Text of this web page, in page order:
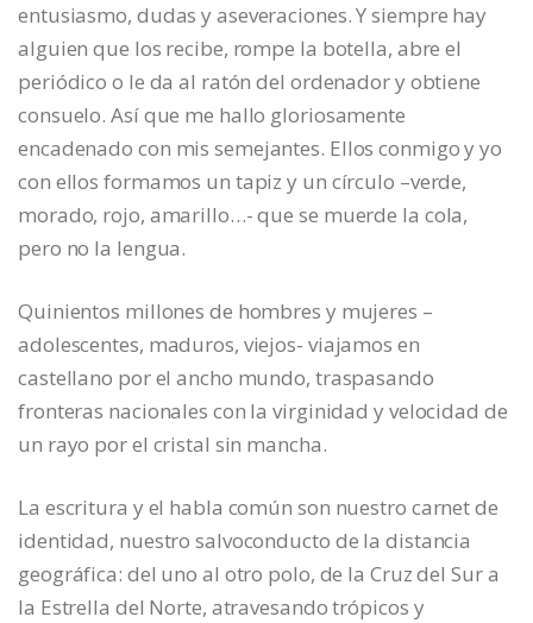
entusiasmo, dudas y aseveraciones. Y siempre hay
alguien que los recibe, rompe la botella, abre el
periódico o le da al ratón del ordenador y obtiene
consuelo. Así que me hallo gloriosamente
encadenado con mis semejantes. Ellos conmigo y yo
con ellos formamos un tapiz y un círculo –verde,
morado, rojo, amarillo…- que se muerde la cola,
pero no la lengua.
Quinientos millones de hombres y mujeres –
adolescentes, maduros, viejos- viajamos en
castellano por el ancho mundo, traspasando
fronteras nacionales con la virginidad y velocidad de
un rayo por el cristal sin mancha.
La escritura y el habla común son nuestro carnet de
identidad, nuestro salvoconducto de la distancia
geográfica: del uno al otro polo, de la Cruz del Sur a
la Estrella del Norte, atravesando trópicos y